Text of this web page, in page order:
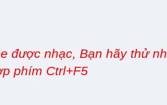
được nhạc, Bạn hãy thử
phím Ctrl+F5